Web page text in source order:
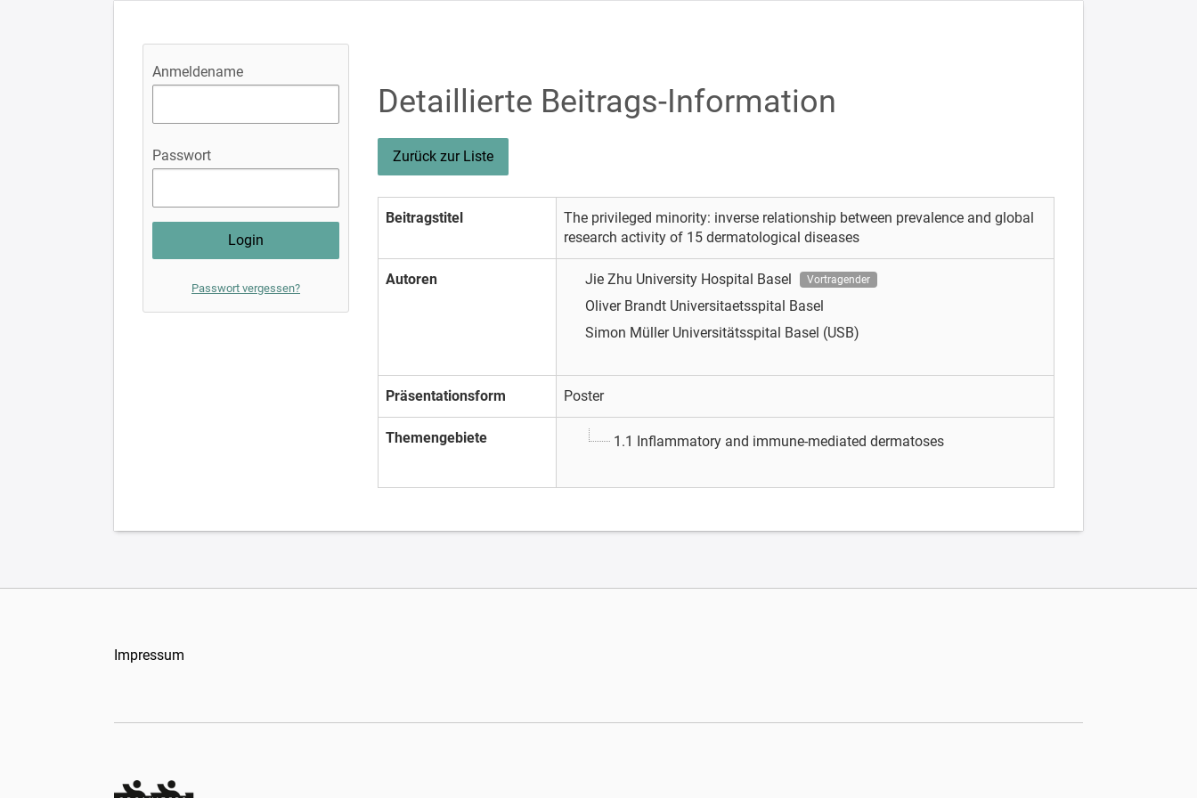
Anmeldename
Passwort
Passwort vergessen?
Detaillierte Beitrags-Information
Zurück zur Liste
Beitragstitel
The privileged minority: inverse relationship between prevalence and global
research activity of 15 dermatological diseases
Autoren Jie Zhu University Hospital Basel Vortragender
Oliver Brandt Universitaetsspital Basel
Simon Müller Universitätsspital Basel (USB)
Präsentationsform Poster
Themengebiete 1.1 Inflammatory and immune-mediated dermatoses
Impressum
Organizers Schweiz GmbH